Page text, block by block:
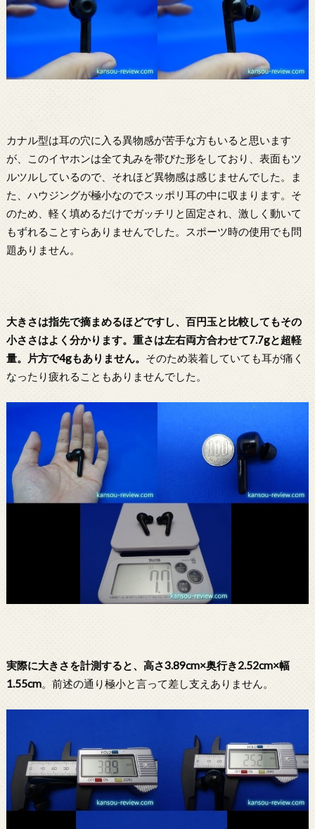
カナル型は耳の穴に入る異物感が苦手な方もいると思います
が、このイヤホンは全て丸みを帯びた形をしており、表面もツ
ルツルしているので、それほど異物感は感じませんでした。ま
た、ハウジングが極小なのでスッポリ耳の中に収まります。そ
のため、軽く填めるだけでガッチリと固定され、激しく動いて
もずれることすらありませんでした。スポーツ時の使用でも問
題ありません。
大きさは指先で摘まめるほどですし、百円玉と比較してもその
小ささはよく分かります。重さは左右両方合わせて7.7gと超軽
量。片方で4gもありません。 そのため装着していても耳が痛く
なったり疲れることもありませんでした。
実際に大きさを計測すると、高さ3.89cm×奥行き2.52cm×幅
1.55cm。前述の通り極小と言って差し支えありません。